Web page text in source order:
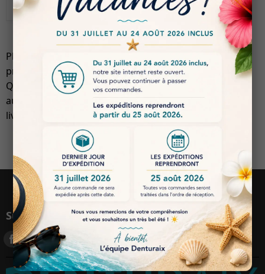
GALAXY ULTIMA TYPE 4
Plâtres Extra Durs : découvrez une sélection
professionnelle conçue pour laboratoires dentaires.
Qualité constante, disponibilité rapide et prix adaptés
aux besoins des prothésistes. Commande simple et
livraison rapide sur denturaix.fr.
Suivez-nous